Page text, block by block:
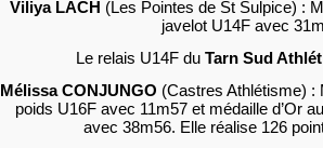
Viliya LACH (Les Pointes de St Sulpice) :
javelot U14F avec
Le relais U14F du Tarn Sud
Mélissa CONJUNGO (Castres Athlétisme) :
poids U16F avec 11m57 et médaille d’Or
avec 38m56. Elle réalise 126